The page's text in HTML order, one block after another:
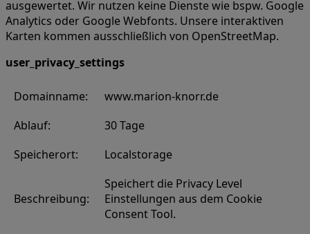
ausgewertet. Wir nutzen keine Dienste wie bspw. Google
Analytics oder Google Webfonts. Unsere interaktiven
Karten kommen ausschließlich von OpenStreetMap.
user_privacy_settings
Domainname:
www.marion-knorr.de
Ablauf:
30 Tage
Speicherort:
Localstorage
Beschreibung:
Speichert die Privacy Level
Einstellungen aus dem Cookie
Consent Tool.